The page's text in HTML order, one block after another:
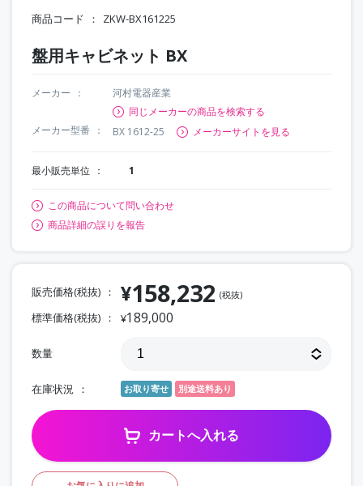
商品コード ZKW-BX161225
盤用キャビネット BX
メーカー
河村電器産業
同じメーカーの商品を検索する
メーカー型番
BX 1612-25 メーカーサイトを見る
最小販売単位 1
この商品について問い合わせ
商品詳細の誤りを報告
販売価格(税抜) ¥158,232 (税抜)
標準価格(税抜) ¥189,000
数量
在庫状況 お取り寄せ 別途送料あり
カートへ入れる